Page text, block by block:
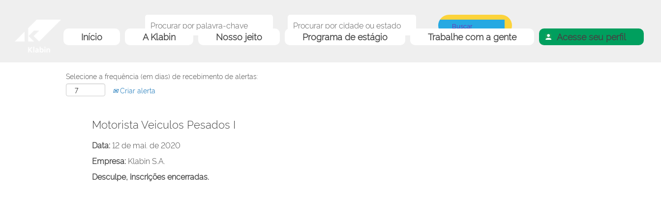
Início A Klabin Nosso jeito Programa de estágio Trabalhe com a gente Acesse seu perfil
Selecione a frequência (em dias) de recebimento de alertas:
Criar alerta
Motorista Veiculos Pesados I
Data:12 de mai. de 2020
Empresa: Klabin S.A.
Desculpe, inscrições encerradas.